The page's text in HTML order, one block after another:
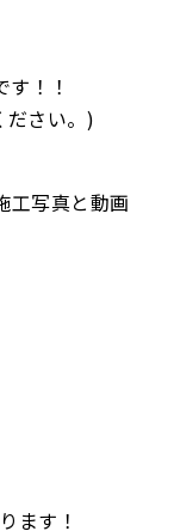
！！
さい。)
工写真と動画
ます！